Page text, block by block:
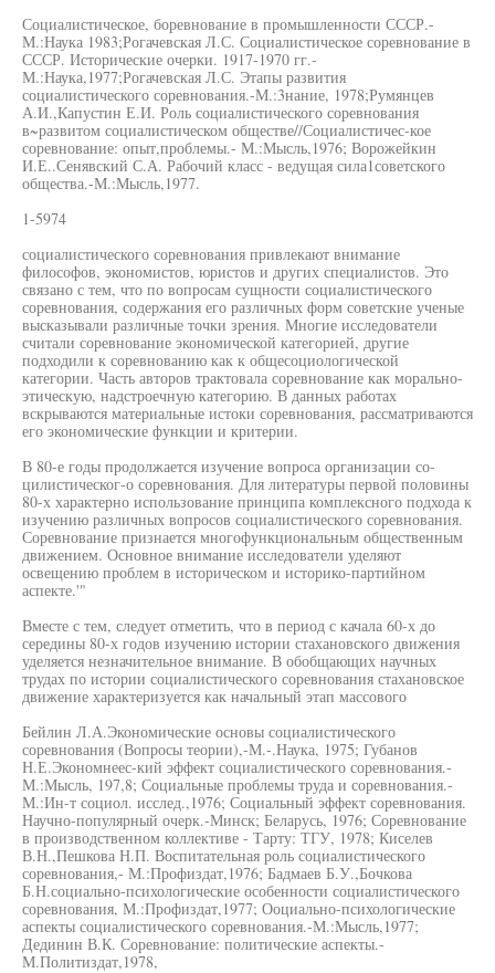
Социалистическое, боревнование в промышленности СССР.-
М.:Наука 1983;Рогачевская Л.С. Социалистическое соревнование в
СССР. Исторические очерки. 1917-1970 гг.-
М.:Наука,1977;Рогачевская Л.С. Этапы развития
социалистического соревнования.-М.:3нание, 1978;Румянцев
А.И.,Капустин Е.И. Роль социалистического соревнования
в~развитом социалистическом обществе//Социалистичес-кое
соревнование: опыт,проблемы.- М.:Мысль,1976; Ворожейкин
И.Е..Сенявский С.А. Рабочий класс - ведущая сила1советского
общества.-М.:Мысль,1977.
1-5974
социалистического соревнования привлекают внимание
философов, экономистов, юристов и других специалистов. Это
связано с тем, что по вопросам сущности социалистического
соревнования, содержания его различных форм советские ученые
высказывали различные точки зрения. Многие исследователи
считали соревнование экономической категорией, другие
подходили к соревнованию как к общесоциологической
категории. Часть авторов трактовала соревнование как морально-
этическую, надстроечную категорию. В данных работах
вскрываются материальные истоки соревнования, рассматриваются
его экономические функции и критерии.
В 80-е годы продолжается изучение вопроса организации со-
цилистическог-о соревнования. Для литературы первой половины
80-х характерно использование принципа комплексного подхода к
изучению различных вопросов социалистического соревнования.
Соревнование признается многофункциональным общественным
движением. Основное внимание исследователи уделяют
освещению проблем в историческом и историко-партийном
аспекте.'"
Вместе с тем, следует отметить, что в период с качала 60-х до
середины 80-х годов изучению истории стахановского движения
уделяется незначительное внимание. В обобщающих научных
трудах по истории социалистического соревнования стахановское
движение характеризуется как начальный этап массового
Бейлин Л.А.Экономические основы социалистического
соревнования (Вопросы теории),-М.-.Наука, 1975; Губанов
Н.Е.Экономнеес-кий эффект социалистического соревнования.-
М.:Мысль, 197,8; Социальные проблемы труда и соревнования.-
М.:Ин-т социол. исслед.,1976; Социальный эффект соревнования.
Научно-популярный очерк.-Минск; Беларусь, 1976; Соревнование
в производственном коллективе - Тарту: ТГУ, 1978; Киселев
В.Н.,Пешкова Н.П. Воспитательная роль социалистического
соревнования,- М.:Профиздат,1976; Бадмаев Б.У.,Бочкова
Б.Н.социально-психологические особенности социалистического
соревнования, М.:Профиздат,1977; Ооциально-психологические
аспекты социалистического соревнования.-М.:Мысль,1977;
Дединин В.К. Соревнование: политические аспекты.-
М.Политиздат,1978,